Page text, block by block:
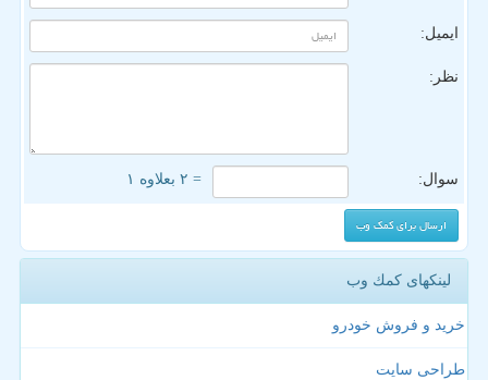
ایمیل:
نظر:
سوال: = ۲ بعلاوه ۱
لینکهای كمك وب
خرید و فروش خودرو
طراحی سایت